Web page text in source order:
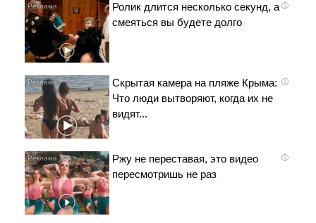
i
Ролик длится несколько секунд, а
смеяться вы будете долго
i
Скрытая камера на пляже Крыма:
Что люди вытворяют, когда их не
видят...
i
Ржу не переставая, это видео
пересмотришь не раз